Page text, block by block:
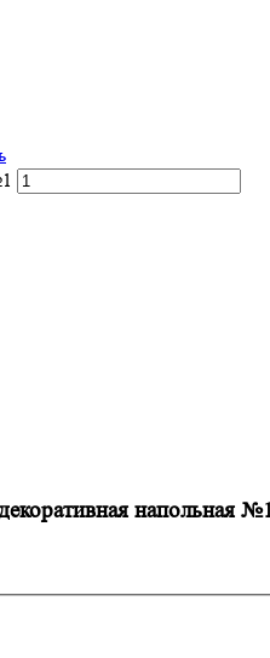
напольная